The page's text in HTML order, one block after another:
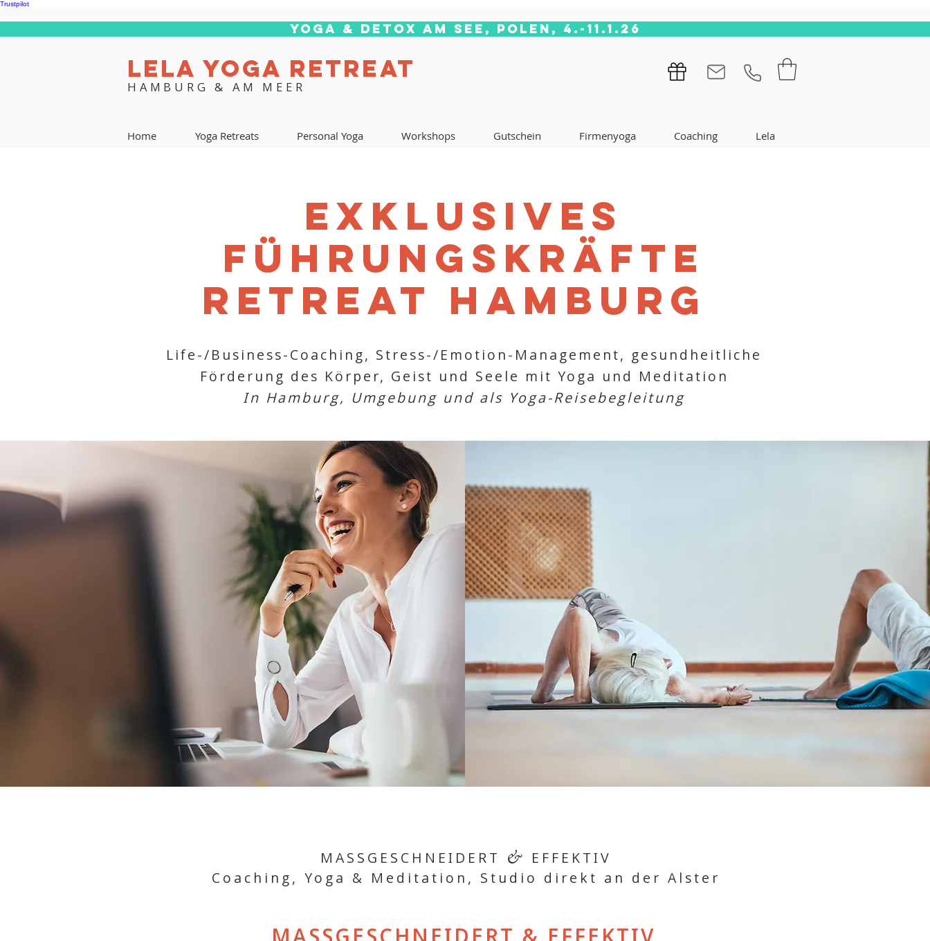
Trustpilot
Yoga & Detox am See, Polen, 4.-11.1.26
LELA YOGA RETREAT
HAMBURG & AM MEER
Home Yoga Retreats Personal Yoga Workshops Gutschein Firmenyoga Coaching Lela
EXKLUSIVES
FÜHRUNGSKRÄFTE
RETREAT HAMBURG
Life-/Business-Coaching, Stress-/Emotion-Management, gesundheitliche
Förderung des Körper, Geist und Seele mit Yoga und Meditation
In Hamburg, Umgebung und als Yoga-Reisebegleitung
MASSGESCHNEIDERT & EFFEKTIV
Coaching, Yoga & Meditation, Studio direkt an der Alster